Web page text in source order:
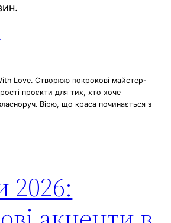
Love. Створюю покрокові майстер-
проєкти для тих, хто хоче
Вірю, що краса починається з
2026: